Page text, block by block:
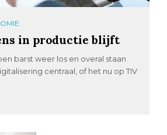
in productie blijft
barst weer los en overal staan
centraal, of het nu op TIV